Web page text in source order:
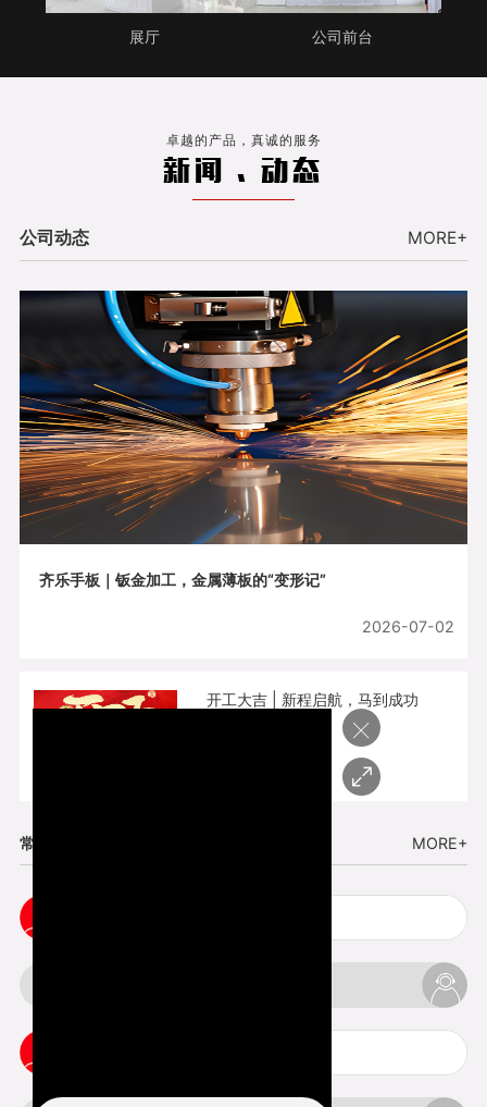
展厅 公司前台
卓越的产品，真诚的服务
新闻 . 动态
公司动态 MORE+
齐乐手板｜钣金加工，金属薄板的“变形记”
2026-07-02
开工大吉 | 新程启航，马到成功
常见问题 MORE+
×